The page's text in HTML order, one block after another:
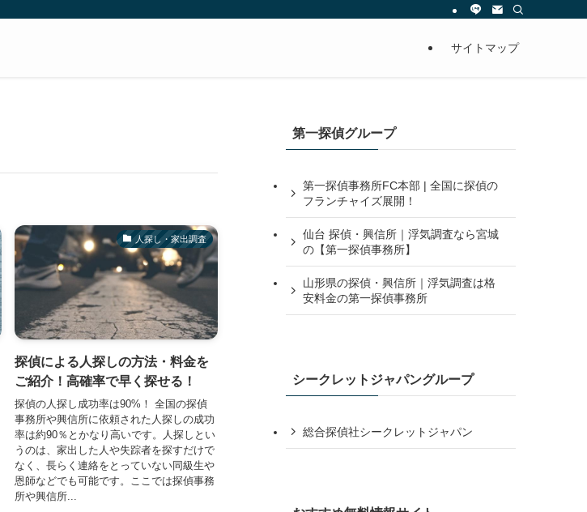
サイトマップ
人探し・家出調査
探偵による人探しの方法・料金を
ご紹介！高確率で早く探せる！
探偵の人探し成功率は90%！ 全国の探偵
事務所や興信所に依頼された人探しの成功
率は約90％とかなり高いです。人探しとい
うのは、家出した人や失踪者を探すだけで
なく、長らく連絡をとっていない同級生や
恩師などでも可能です。ここでは探偵事務
所や興信所...
第一探偵グループ
第一探偵事務所FC本部 | 全国に探偵の
フランチャイズ展開！
仙台 探偵・興信所｜浮気調査なら宮城
の【第一探偵事務所】
山形県の探偵・興信所｜浮気調査は格
安料金の第一探偵事務所
シークレットジャパングループ
総合探偵社シークレットジャパン